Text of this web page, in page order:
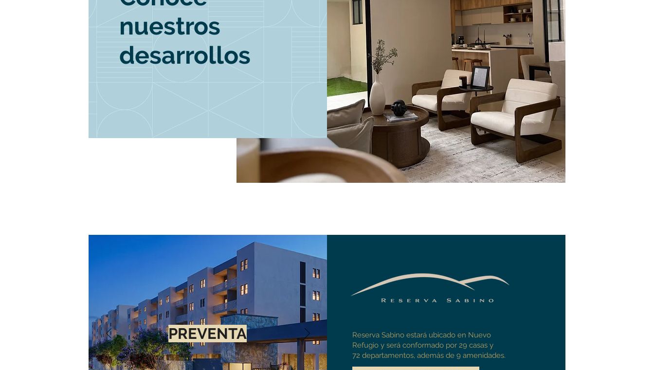
nuestros
desarrollos
PREVENTA
Reserva Sabino estará ubicado en Nuevo
Refugio y será conformado por 29 casas y
72 departamentos, además de 9 amenidades.